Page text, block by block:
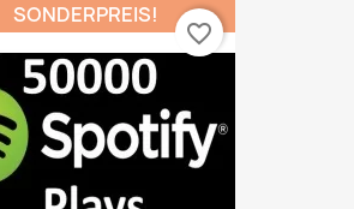
SONDERPREIS!
favorite_border